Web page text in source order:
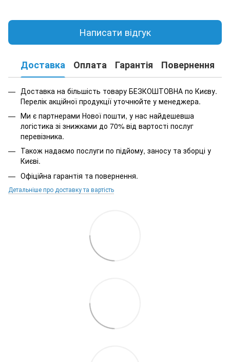
Написати відгук
Доставка Оплата Гарантія Повернення
Доставка на більшість товару БЕЗКОШТОВНА по Києву.
Перелік акційної продукції уточнюйте у менеджера.
Ми є партнерами Нової пошти, у нас найдешевша
логістика зі знижками до 70% від вартості послуг
перевізника.
Також надаємо послуги по підйому, заносу та зборці у
Києві.
Офіційна гарантія та повернення.
Детальніше про доставку та вартість